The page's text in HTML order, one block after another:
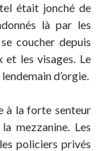
était jonché de
là par les
coucher depuis
les visages. Le
d’orgie.
à la forte senteur
mezzanine. Les
policiers privés